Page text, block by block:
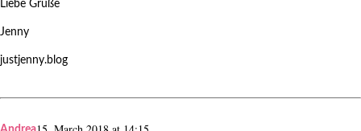
Liebe Grüße
Jenny
justjenny.blog